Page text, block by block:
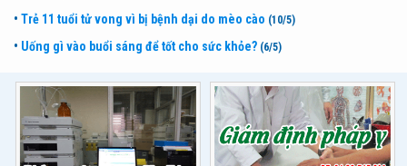
• Trẻ 11 tuổi tử vong vì bị bệnh dại do mèo cào (10/5)
• Uống gì vào buổi sáng để tốt cho sức khỏe? (6/5)